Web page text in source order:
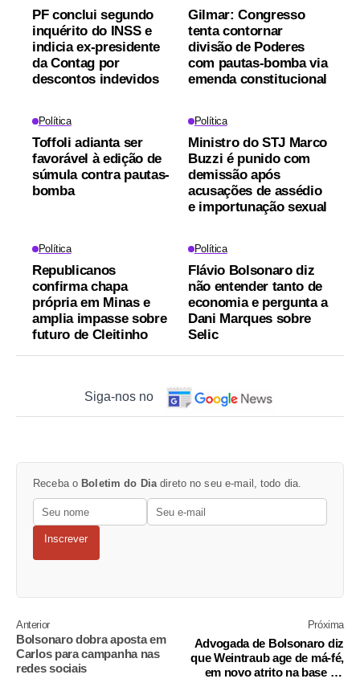
PF conclui segundo
inquérito do INSS e
indicia ex-presidente
da Contag por
descontos indevidos
Gilmar: Congresso
tenta contornar
divisão de Poderes
com pautas-bomba via
emenda constitucional
Política
Toffoli adianta ser
favorável à edição de
súmula contra pautas-
bomba
Política
Ministro do STJ Marco
Buzzi é punido com
demissão após
acusações de assédio
e importunação sexual
Política
Republicanos
confirma chapa
própria em Minas e
amplia impasse sobre
futuro de Cleitinho
Política
Flávio Bolsonaro diz
não entender tanto de
economia e pergunta a
Dani Marques sobre
Selic
Siga-nos no
Receba o Boletim do Dia direto no seu e-mail, todo dia.
Inscrever
Anterior
Bolsonaro dobra aposta em
Carlos para campanha nas
redes sociais
Próxima
Advogada de Bolsonaro diz
que Weintraub age de má-fé,
em novo atrito na base do